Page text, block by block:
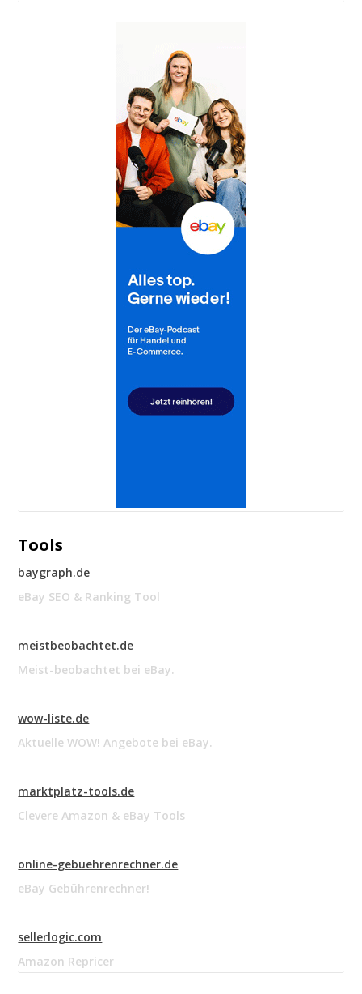
Tools
baygraph.de
eBay SEO & Ranking Tool
meistbeobachtet.de
Meist-beobachtet bei eBay.
wow-liste.de
Aktuelle WOW! Angebote bei eBay.
marktplatz-tools.de
Clevere Amazon & eBay Tools
online-gebuehrenrechner.de
eBay Gebührenrechner!
sellerlogic.com
Amazon Repricer